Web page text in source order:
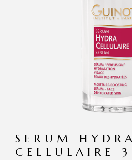
SERUM HYDRA
CELLULAIRE